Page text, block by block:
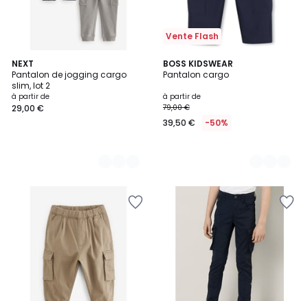
NEXT
Pantalon de jogging cargo
slim, lot 2
à partir de
29,00 €
2
Couleurs
Vente Flash
BOSS KIDSWEAR
Pantalon cargo
à partir de
79,00 €
39,50 € -50%
2
Couleurs